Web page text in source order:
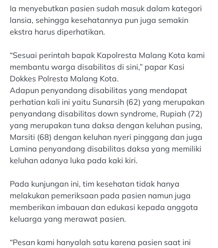
Ia menyebutkan pasien sudah masuk dalam kategori
lansia, sehingga kesehatannya pun juga semakin
ekstra harus diperhatikan.
“Sesuai perintah bapak Kapolresta Malang Kota kami
membantu warga disabilitas di sini,” papar Kasi
Dokkes Polresta Malang Kota.
Adapun penyandang disabilitas yang mendapat
perhatian kali ini yaitu Sunarsih (62) yang merupakan
penyandang disabilitas down syndrome, Rupiah (72)
yang merupakan tuna daksa dengan keluhan pusing,
Marsiti (68) dengan keluhan nyeri pinggang dan juga
Lamina penyandang disabilitas daksa yang memiliki
keluhan adanya luka pada kaki kiri.
Pada kunjungan ini, tim kesehatan tidak hanya
melakukan pemeriksaan pada pasien namun juga
memberikan imbauan dan edukasi kepada anggota
keluarga yang merawat pasien.
“Pesan kami hanyalah satu karena pasien saat ini